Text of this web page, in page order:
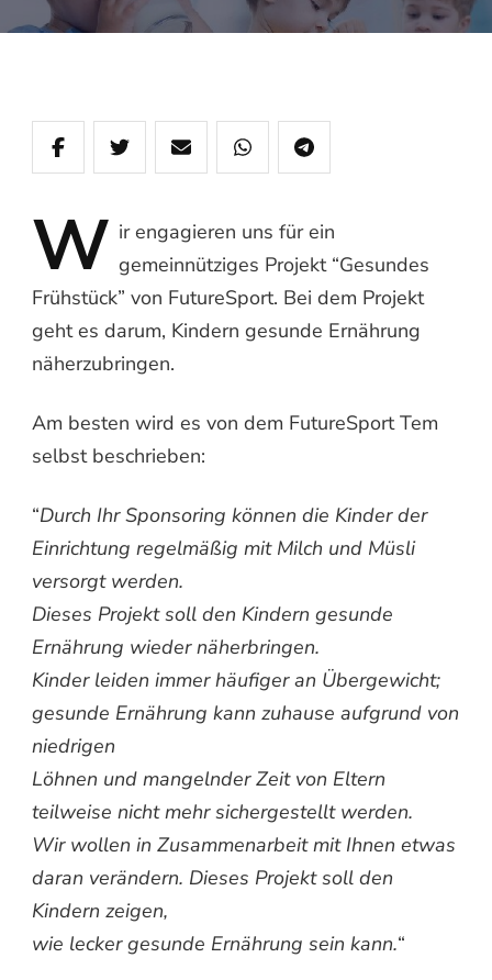
W irengagieren uns für ein
gemeinnütziges Projekt “Gesundes
Frühstück” von FutureSport. Bei dem Projekt
geht es darum, Kindern gesunde Ernährung
näherzubringen.
Am besten wird es von dem FutureSport Tem
selbst beschrieben:
“Durch Ihr Sponsoring können die Kinder der
Einrichtung regelmäßig mit Milch und Müsli
versorgt werden.
Dieses Projekt soll den Kindern gesunde
Ernährung wieder näherbringen.
Kinder leiden immer häufiger an Übergewicht;
gesunde Ernährung kann zuhause aufgrund von
niedrigen
Löhnen und mangelnder Zeit von Eltern
teilweise nicht mehr sichergestellt werden.
Wir wollen in Zusammenarbeit mit Ihnen etwas
daran verändern. Dieses Projekt soll den
Kindern zeigen,
wie lecker gesunde Ernährung sein kann.“